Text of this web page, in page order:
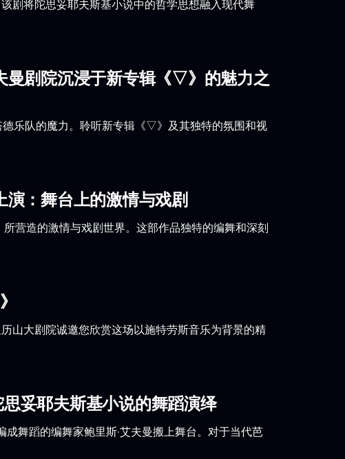
剧将陀思妥耶夫斯基小说中的哲学思想融入现代舞
曼剧院沉浸于新专辑《▽》的魅力之
德乐队的魔力。聆听新专辑《▽》及其独特的氛围和视
演：舞台上的激情与戏剧
营造的激情与戏剧世界。这部作品独特的编舞和深刻
山大剧院诚邀您欣赏这场以施特劳斯音乐为背景的精
妥耶夫斯基小说的舞蹈演绎
舞蹈的编舞家鲍里斯·艾夫曼搬上舞台。对于当代芭